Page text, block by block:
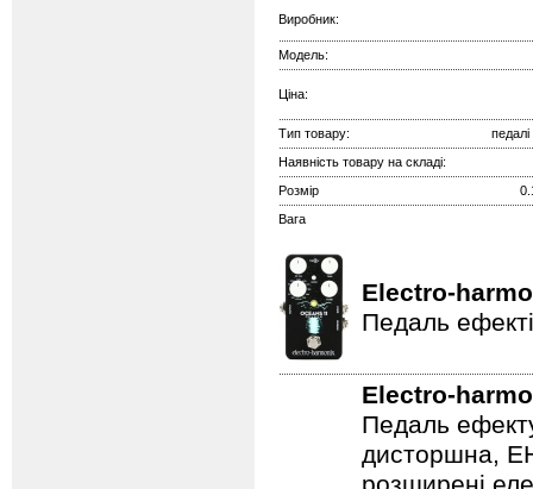
Виробник:
Модель:
Ціна:
Тип товару:
педалі
Наявність товару на складі:
Розмір
Вага
Electro-
Педаль
Electro-
Педаль
дисторшна,